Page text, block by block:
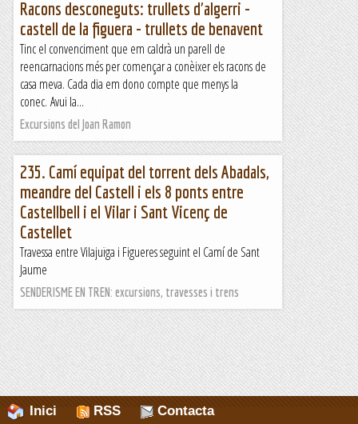
Racons desconeguts: trullets d'algerri -
castell de la figuera - trullets de benavent
Tinc el convenciment que em caldrà un parell de
reencarnacions més per començar a conèixer els racons de
casa meva. Cada dia em dono compte que menys la
conec. Avui la...
Excursions del Joan Ramon
235. Camí equipat del torrent dels Abadals,
meandre del Castell i els 8 ponts entre
Castellbell i el Vilar i Sant Vicenç de
Castellet
Travessa entre Vilajuïga i Figueres seguint el Camí de Sant
Jaume
SENDERISME EN TREN: excursions, travesses i trens
Inici RSS Contacta